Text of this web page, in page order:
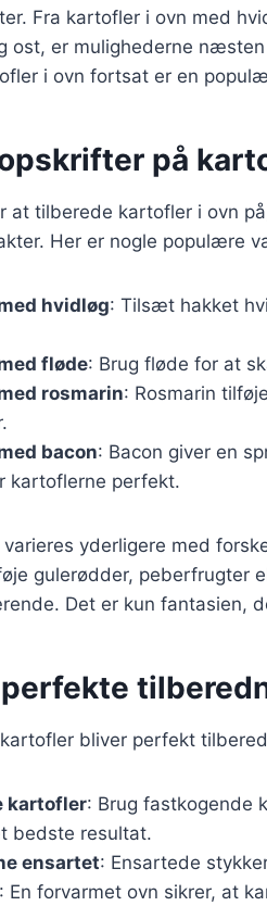
Fra kartofler i ovn med
ost, er mulighederne
i ovn fortsat er en
på
at tilberede kartofler i ovn
Her er nogle populære
hvidløg: Tilsæt hakket
fløde: Brug fløde for at
rosmarin: Rosmarin
bacon: Bacon giver en
kartoflerne perfekt.
yderligere med
gulerødder, peberfrugter
Det er kun fantasien,
bliver perfekt
kartofler: Brug fastkogende
bedste resultat.
ensartet: Ensartede
: En forvarmet ovn sikrer, at